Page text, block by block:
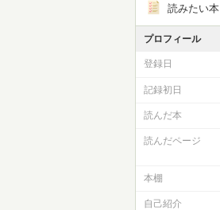
読みたい本
プロフィール
登録日
記録初日
読んだ本
読んだページ
本棚
自己紹介